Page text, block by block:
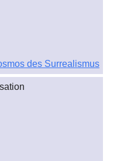
des Surrealismus